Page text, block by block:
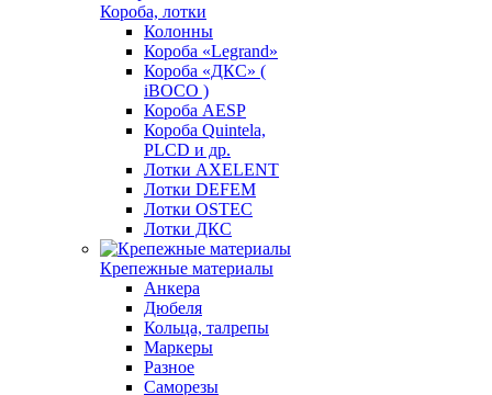
Короба, лотки
Колонны
Короба «Legrand»
Короба «ДКС» (
iBOCO )
Короба AESP
Короба Quintela,
PLCD и др.
Лотки AXELENT
Лотки DEFEM
Лотки OSTEC
Лотки ДКС
Крепежные материалы
Анкера
Дюбеля
Кольца, талрепы
Маркеры
Разное
Саморезы